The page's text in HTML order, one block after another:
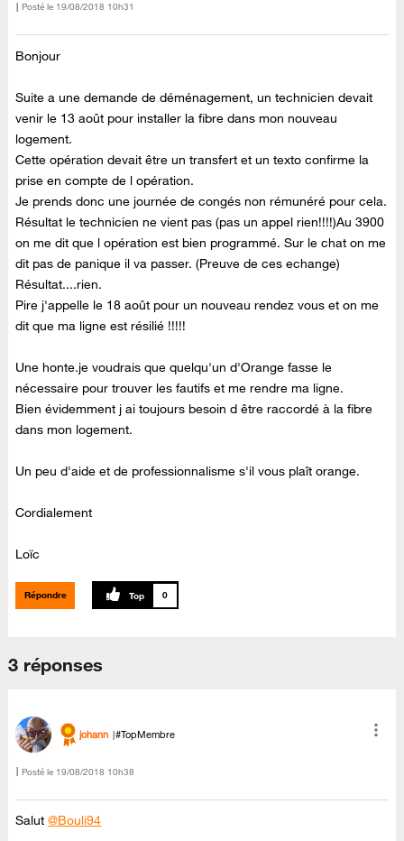
Posté le ‎19/08/2018 10h31
Bonjour
Suite a une demande de déménagement, un technicien devait
venir le 13 août pour installer la fibre dans mon nouveau
logement.
Cette opération devait être un transfert et un texto confirme la
prise en compte de l opération.
Je prends donc une journée de congés non rémunéré pour cela.
Résultat le technicien ne vient pas (pas un appel rien!!!!)Au 3900
on me dit que l opération est bien programmé. Sur le chat on me
dit pas de panique il va passer. (Preuve de ces echange)
Résultat....rien.
Pire j'appelle le 18 août pour un nouveau rendez vous et on me
dit que ma ligne est résilié !!!!!
Une honte.je voudrais que quelqu'un d'Orange fasse le
nécessaire pour trouver les fautifs et me rendre ma ligne.
Bien évidemment j ai toujours besoin d être raccordé à la fibre
dans mon logement.
Un peu d'aide et de professionnalisme s'il vous plaît orange.
Cordialement
Loïc
Répondre 0
3 réponses
johann #TopMembre
Posté le ‎19/08/2018 10h38
Salut@Bouli94